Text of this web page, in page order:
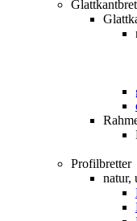
Profilbretter
natur,